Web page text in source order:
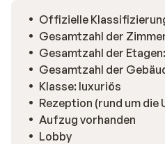
Offizielle
Gesamtzahl der
Gesamtzahl der Etagen:
Gesamtzahl der
Klasse: luxuriös
Rezeption (rund um
Aufzug vorhanden
Lobby